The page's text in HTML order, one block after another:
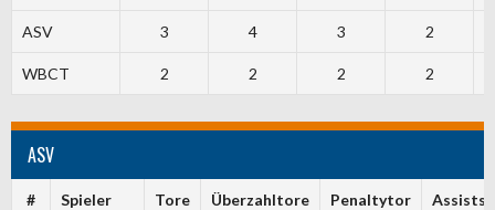
ASV 3 4 3 2
WBCT 2 2 2 2
ASV
# Spieler Tore Überzahltore Penaltytor Assists